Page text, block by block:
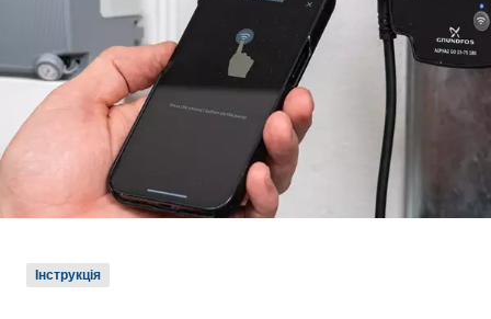
Інструкція